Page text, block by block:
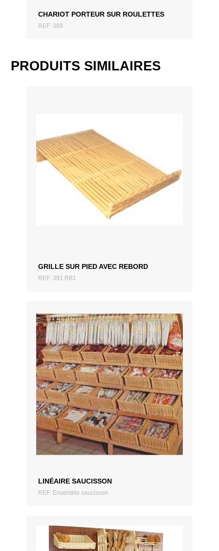
CHARIOT PORTEUR SUR ROULETTES
REF: 389
PRODUITS SIMILAIRES
GRILLE SUR PIED AVEC REBORD
REF: 391.RB1
AJOUTER AU DEVIS
LINÉAIRE SAUCISSON
REF: Ensemble saucisson
AJOUTER AU DEVIS